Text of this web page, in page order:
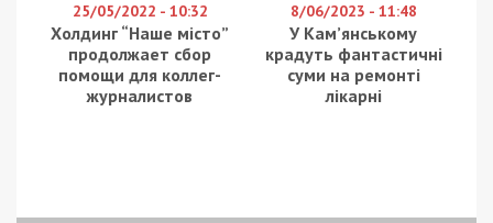
25/05/2022 - 10:32
Холдинг “Наше місто”
продолжает сбор
помощи для коллег-
журналистов
8/06/2023 - 11:48
У Кам’янському
крадуть фантастичні
суми на ремонті
лікарні